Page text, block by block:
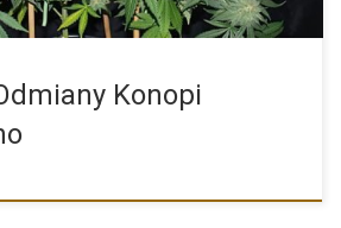
Konopi